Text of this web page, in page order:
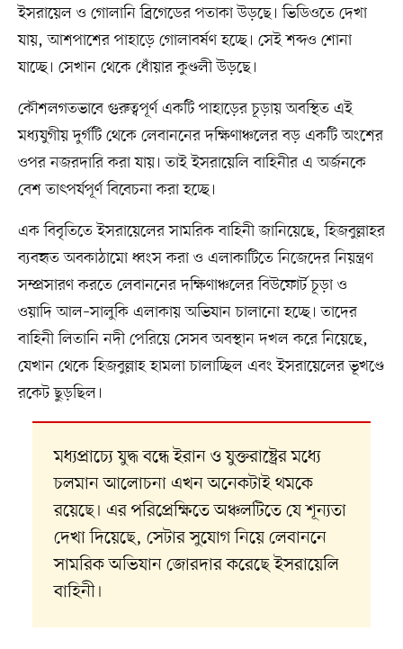
ইসরায়েল ও গোলানি ব্রিগেডের পতাকা উড়ছে। ভিডিওতে দেখা
যায়, আশপাশের পাহাড়ে গোলাবর্ষণ হচ্ছে। সেই শব্দও শোনা
যাচ্ছে। সেখান থেকে ধোঁয়ার কুণ্ডলী উড়ছে।
কৌশলগতভাবে গুরুত্বপূর্ণ একটি পাহাড়ের চূড়ায় অবস্থিত এই
মধ্যযুগীয় দুর্গটি থেকে লেবাননের দক্ষিণাঞ্চলের বড় একটি অংশের
ওপর নজরদারি করা যায়। তাই ইসরায়েলি বাহিনীর এ অর্জনকে
বেশ তাৎপর্যপূর্ণ বিবেচনা করা হচ্ছে।
এক বিবৃতিতে ইসরায়েলের সামরিক বাহিনী জানিয়েছে, হিজবুল্লাহর
ব্যবহৃত অবকাঠামো ধ্বংস করা ও এলাকাটিতে নিজেদের নিয়ন্ত্রণ
সম্প্রসারণ করতে লেবাননের দক্ষিণাঞ্চলের বিউফোর্ট চূড়া ও
ওয়াদি আল–সালুকি এলাকায় অভিযান চালানো হচ্ছে। তাদের
বাহিনী লিতানি নদী পেরিয়ে সেসব অবস্থান দখল করে নিয়েছে,
যেখান থেকে হিজবুল্লাহ হামলা চালাচ্ছিল এবং ইসরায়েলের ভূখণ্ডে
রকেট ছুড়ছিল।
মধ্যপ্রাচ্যে যুদ্ধ বন্ধে ইরান ও যুক্তরাষ্ট্রের মধ্যে
চলমান আলোচনা এখন অনেকটাই থমকে
রয়েছে। এর পরিপ্রেক্ষিতে অঞ্চলটিতে যে শূন্যতা
দেখা দিয়েছে, সেটার সুযোগ নিয়ে লেবাননে
সামরিক অভিযান জোরদার করেছে ইসরায়েলি
বাহিনী।